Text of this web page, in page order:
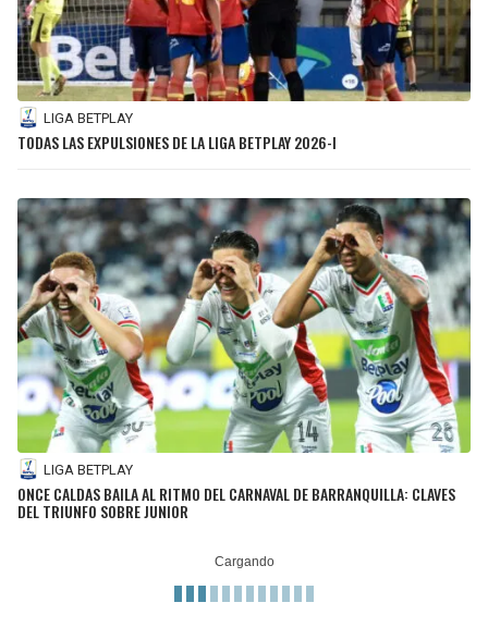
LIGA BETPLAY
TODAS LAS EXPULSIONES DE LA LIGA BETPLAY 2026-I
LIGA BETPLAY
ONCE CALDAS BAILA AL RITMO DEL CARNAVAL DE BARRANQUILLA: CLAVES
DEL TRIUNFO SOBRE JUNIOR